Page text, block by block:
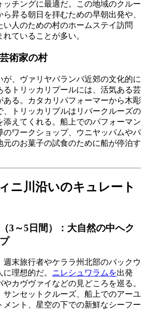
ッチングに最適だ。この地域のクルー
昇る朝日を拝むための早朝出発や、
い人のための村のホームステイ訪問
れていることが多い。
術家の村
が、ヴァリヤパランバ近郊の文化的に
るトリッカリプールには、活気ある芸
ある。カタカリパフォーマーから木彫
、トリッカリプルはリバークルーズの
添えてくれる。船上でのパフォーマン
のワークショップ、ウニヤッパムやパ
元のお菓子の試食のために船が停泊す
ニ川沿いのキュレート
3～5日間）：大自然の中へク
週末旅行者やケララ州北部のバックウ
理想的だ。 ニレシュワラムを出発
カヴヴァイなどの見どころを巡る。
サンセットクルーズ、船上でのアーユ
メント、星空の下での新鮮なシーフー